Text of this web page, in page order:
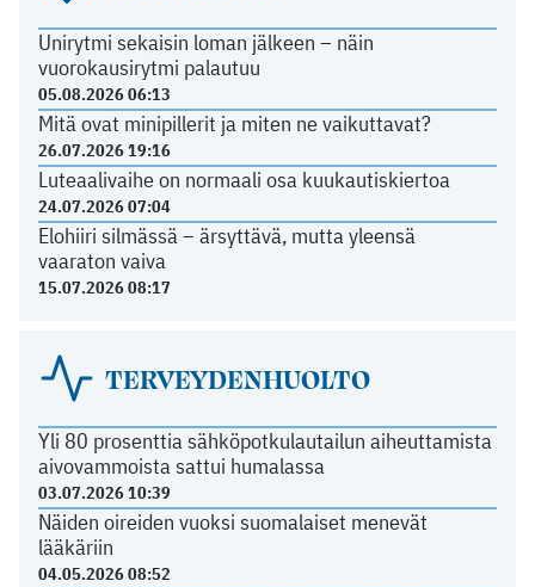
Unirytmi sekaisin loman jälkeen – näin
vuorokausirytmi palautuu
05.08.2026 06:13
Mitä ovat minipillerit ja miten ne vaikuttavat?
26.07.2026 19:16
Luteaalivaihe on normaali osa kuukautiskiertoa
24.07.2026 07:04
Elohiiri silmässä – ärsyttävä, mutta yleensä
vaaraton vaiva
15.07.2026 08:17
TERVEYDENHUOLTO
Yli 80 prosenttia sähköpotkulautailun aiheuttamista
aivovammoista sattui humalassa
03.07.2026 10:39
Näiden oireiden vuoksi suomalaiset menevät
lääkäriin
04.05.2026 08:52